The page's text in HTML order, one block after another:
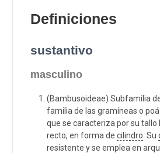
Definiciones
sustantivo
masculino
(Bambusoideae) Subfamilia
familia de las gramíneas o
que se caracteriza por su tallo
recto, en forma de cilindro . Su
resistente y se emplea en